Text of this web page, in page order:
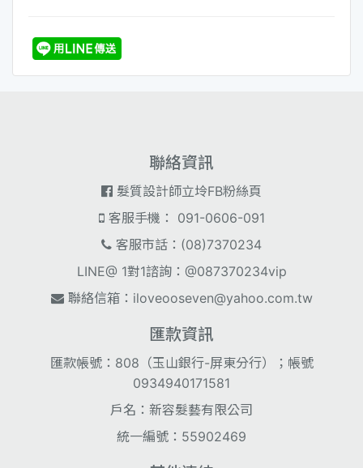
聯絡資訊
髮質設計師立坽FB粉絲頁
客服手機： 091-0606-091
客服市話：(08)7370234
LINE@ 1對1諮詢：@087370234vip
聯絡信箱： iloveooseven@yahoo.com.tw
匯款資訊
匯款帳號：808（玉山銀行-屏東分行）；帳號
0934940171581
戶名：新容髮藝有限公司
統一編號：55902469